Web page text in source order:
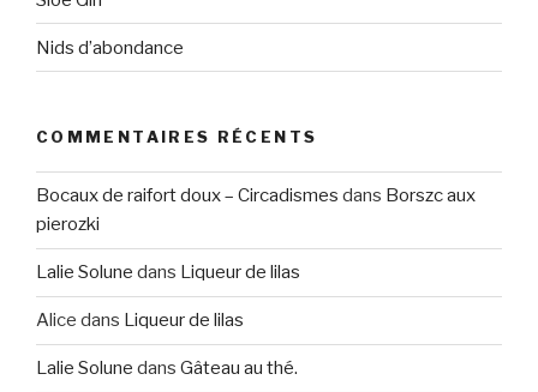
Nids d’abondance
COMMENTAIRES RÉCENTS
Bocaux de raifort doux – Circadismes dans Borszc aux
pierozki
Lalie Solune dans Liqueur de lilas
Alice dans Liqueur de lilas
Lalie Solune dans Gâteau au thé.